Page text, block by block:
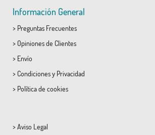
Información General
> Preguntas Frecuentes
> Opiniones de Clientes
> Envío
> Condicionesy Privacidad
> Política de cookies
> Aviso Legal